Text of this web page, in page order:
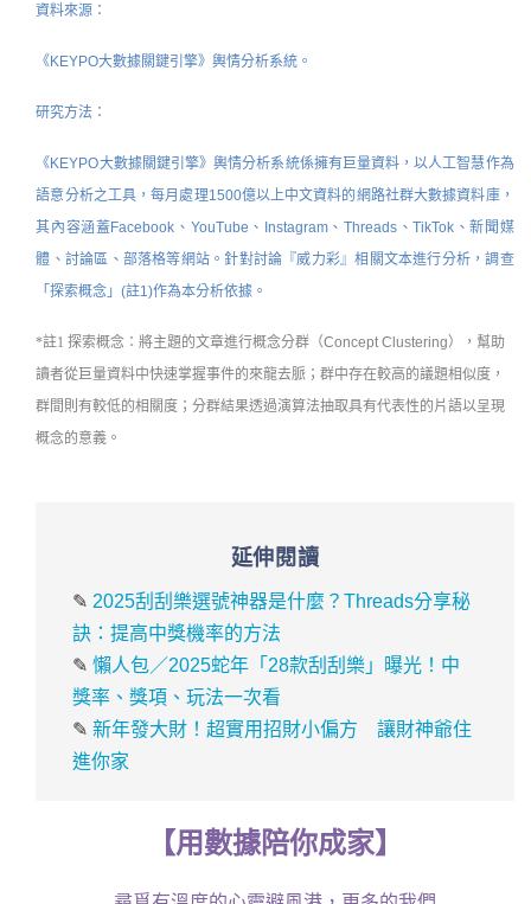
資料來源：
《KEYPO大數據關鍵引擎》輿情分析系統。
研究方法：
《KEYPO大數據關鍵引擎》輿情分析系統係擁有巨量資料，以人工智慧作為
語意分析之工具，每月處理1500億以上中文資料的網路社群大數據資料庫，
其內容涵蓋Facebook、YouTube、Instagram、Threads、TikTok、新聞媒
體、討論區、部落格等網站。針對討論『威力彩』相關文本進行分析，調查
「探索概念」(註1)作為本分析依據。
*註1 探索概念：將主題的文章進行概念分群（Concept Clustering），幫助
讀者從巨量資料中快速掌握事件的來龍去脈；群中存在較高的議題相似度，
群間則有較低的相關度；分群結果透過演算法抽取具有代表性的片語以呈現
概念的意義。
延伸閱讀
✎ 2025刮刮樂選號神器是什麼？Threads分享秘
訣：提高中獎機率的方法
✎懶人包／2025蛇年「28款刮刮樂」曝光！中
獎率、獎項、玩法一次看
✎新年發大財！超實用招財小偏方 讓財神爺住
進你家
【用數據陪你成家】